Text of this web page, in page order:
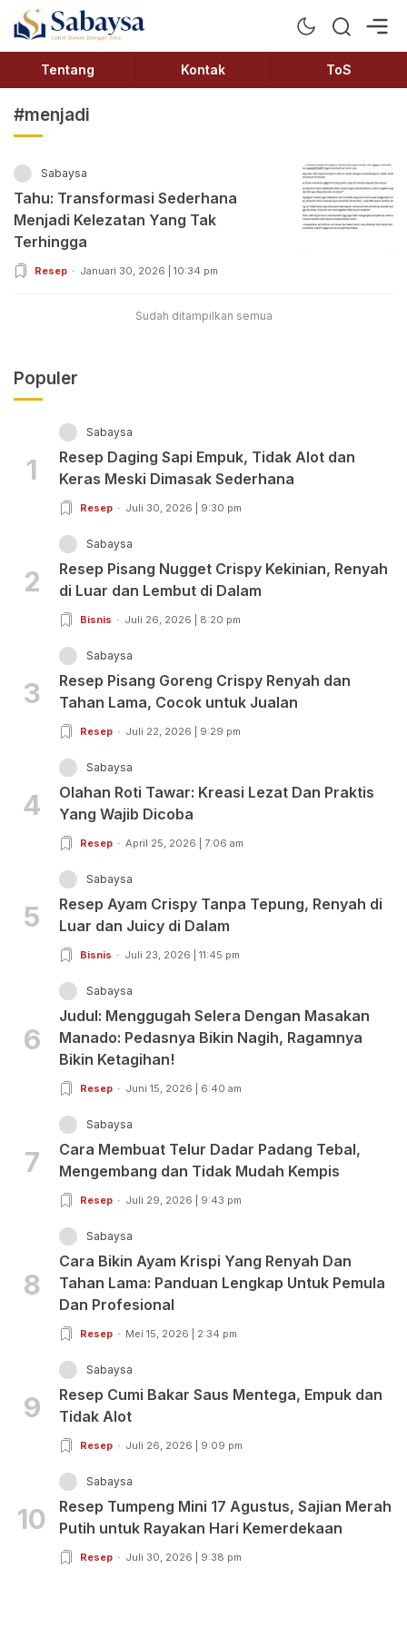
Sabaysa
Lebih Dekat Dengan Ilmu
Tentang Kontak ToS
#menjadi
Sabaysa
Tahu: Transformasi Sederhana
Menjadi Kelezatan Yang Tak
Terhingga
Resep Januari 30, 2026 | 10:34 pm
Sudah ditampilkan semua
Populer
1
Sabaysa
Resep Daging Sapi Empuk, Tidak Alot dan
Keras Meski Dimasak Sederhana
Resep Juli 30, 2026 | 9:30 pm
2
Sabaysa
Resep Pisang Nugget Crispy Kekinian, Renyah
di Luar dan Lembut di Dalam
Bisnis Juli 26, 2026 | 8:20 pm
3
Sabaysa
Resep Pisang Goreng Crispy Renyah dan
Tahan Lama, Cocok untuk Jualan
Resep Juli 22, 2026 | 9:29 pm
4
Sabaysa
Olahan Roti Tawar: Kreasi Lezat Dan Praktis
Yang Wajib Dicoba
Resep April 25, 2026 | 7:06 am
5
Sabaysa
Resep Ayam Crispy Tanpa Tepung, Renyah di
Luar dan Juicy di Dalam
Bisnis Juli 23, 2026 | 11:45 pm
6
Sabaysa
Judul: Menggugah Selera Dengan Masakan
Manado: Pedasnya Bikin Nagih, Ragamnya
Bikin Ketagihan!
Resep Juni 15, 2026 | 6:40 am
7
Sabaysa
Cara Membuat Telur Dadar Padang Tebal,
Mengembang dan Tidak Mudah Kempis
Resep Juli 29, 2026 | 9:43 pm
8
Sabaysa
Cara Bikin Ayam Krispi Yang Renyah Dan
Tahan Lama: Panduan Lengkap Untuk Pemula
Dan Profesional
Resep Mei 15, 2026 | 2:34 pm
9
Sabaysa
Resep Cumi Bakar Saus Mentega, Empuk dan
Tidak Alot
Resep Juli 26, 2026 | 9:09 pm
10
Sabaysa
Resep Tumpeng Mini 17 Agustus, Sajian Merah
Putih untuk Rayakan Hari Kemerdekaan
Resep Juli 30, 2026 | 9:38 pm